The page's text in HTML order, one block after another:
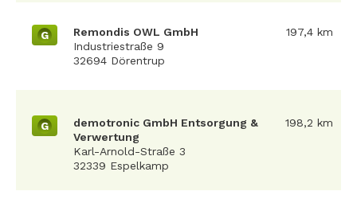
G
Remondis OWL GmbH
Industriestraße 9
32694 Dörentrup
197,4 km
G
demotronic GmbH Entsorgung &
Verwertung
Karl-Arnold-Straße 3
32339 Espelkamp
198,2 km